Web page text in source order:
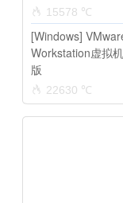
15578 ℃
[Windows]
Workstation虚拟
版
22630 ℃